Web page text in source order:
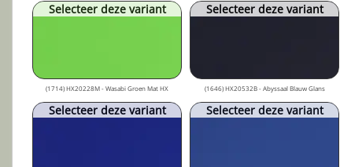
Selecteer deze variant
(1714) HX20228M - Wasabi Groen Mat HX
Selecteer deze variant
(1646) HX20532B - Abyssaal Blauw Glans
Selecteer deze variant Selecteer deze variant